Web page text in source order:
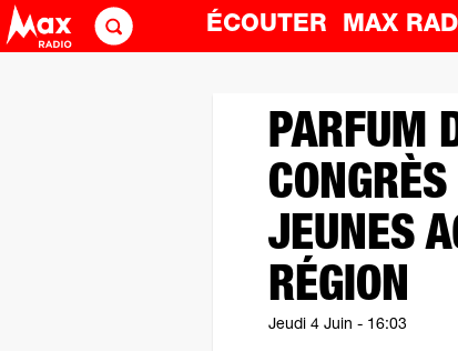
ÉCOUTER MAX
PARFUM
JEUNES
RÉGION
Jeudi 4 Juin - 16:03